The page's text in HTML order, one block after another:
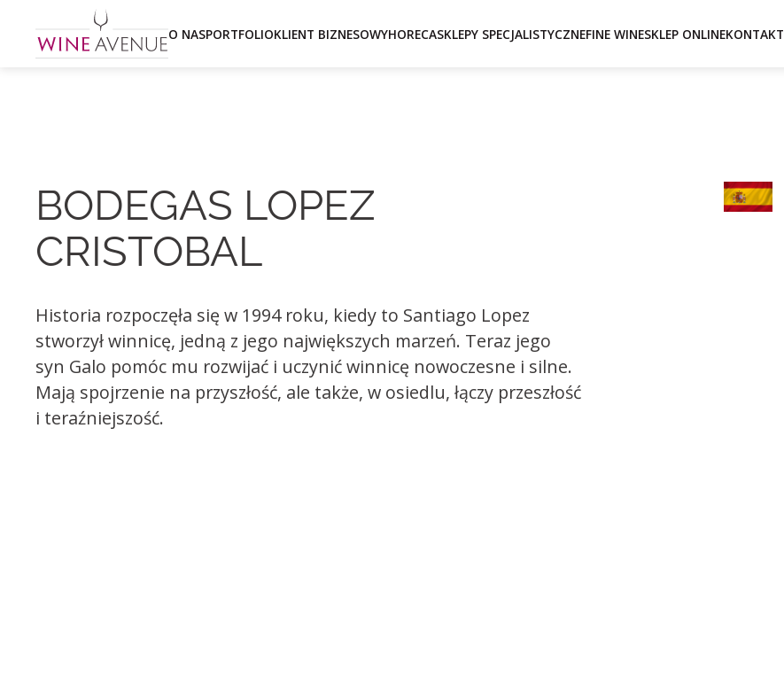
O NASPORTFOLIOKLIENT BIZNESOWYHORECASKLEPY SPECJALISTYCZNEFINE WINESKLEP ONLINEKONTAKT
BODEGAS LOPEZ
CRISTOBAL
Historia rozpoczęła się w 1994 roku, kiedy to Santiago Lopez
stworzył winnicę, jedną z jego największych marzeń. Teraz jego
syn Galo pomóc mu rozwijać i uczynić winnicę nowoczesne i silne.
Mają spojrzenie na przyszłość, ale także, w osiedlu, łączy przeszłość
i teraźniejszość.